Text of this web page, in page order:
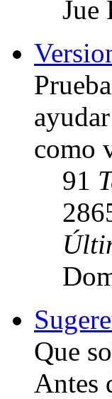
Jue
como
91
Que
Antes